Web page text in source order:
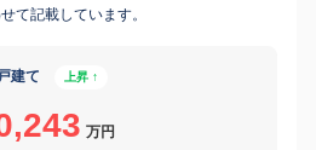
て記載しています。
建て 上昇 ↑
万円